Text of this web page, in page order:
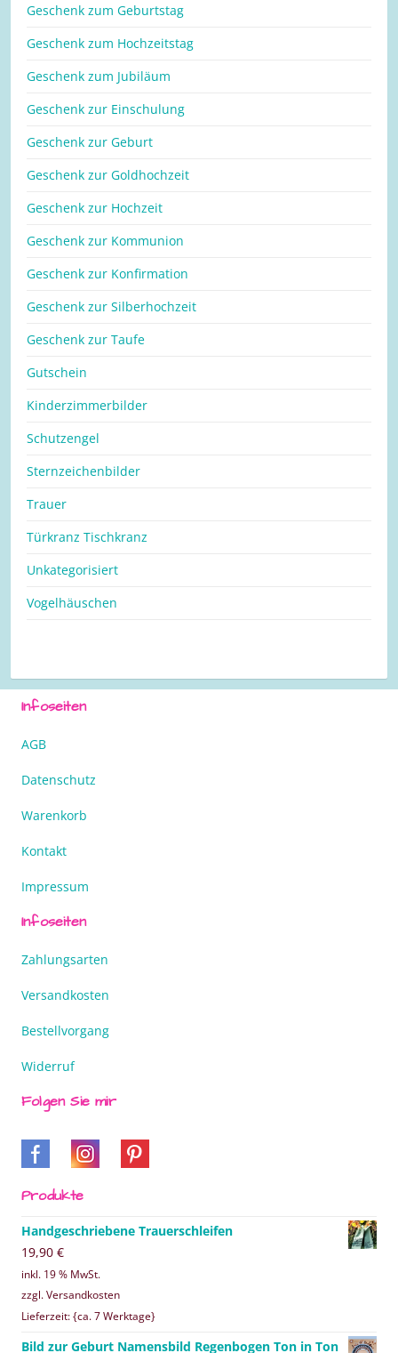
Geschenk zum Geburtstag
Geschenk zum Hochzeitstag
Geschenk zum Jubiläum
Geschenk zur Einschulung
Geschenk zur Geburt
Geschenk zur Goldhochzeit
Geschenk zur Hochzeit
Geschenk zur Kommunion
Geschenk zur Konfirmation
Geschenk zur Silberhochzeit
Geschenk zur Taufe
Gutschein
Kinderzimmerbilder
Schutzengel
Sternzeichenbilder
Trauer
Türkranz Tischkranz
Unkategorisiert
Vogelhäuschen
Infoseiten
AGB
Datenschutz
Warenkorb
Kontakt
Impressum
Infoseiten
Zahlungsarten
Versandkosten
Bestellvorgang
Widerruf
Folgen Sie mir
Produkte
Handgeschriebene Trauerschleifen
19,90 €
inkl. 19 % MwSt.
zzgl. Versandkosten
Lieferzeit: {ca. 7 Werktage}
Bild zur Geburt Namensbild Regenbogen Ton in Ton